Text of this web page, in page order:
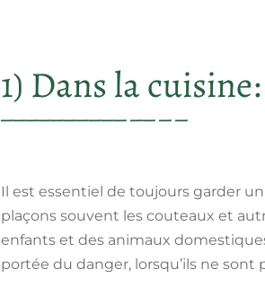
1) Dans la cuisine:
Il est essentiel de toujours garder
plaçons souvent les couteaux et
enfants et des animaux
portée du danger, lorsqu’ils ne sont